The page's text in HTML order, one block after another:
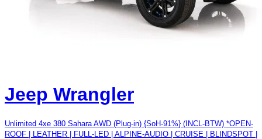
Jeep Wrangler
Unlimited 4xe 380 Sahara AWD (Plug-in) {SoH-91%} (INCL-BTW) *OPEN-
ROOF | LEATHER | FULL-LED | ALPINE-AUDIO | CRUISE | BLINDSPOT |